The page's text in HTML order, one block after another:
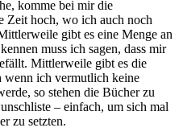
komme bei mir die
Zeit hoch, wo ich auch noch
gibt es eine Menge an
muss ich sagen, dass mir
Mittlerweile gibt es die
wenn ich vermutlich keine
so stehen die Bücher zu
– einfach, um sich mal
zu setzten.